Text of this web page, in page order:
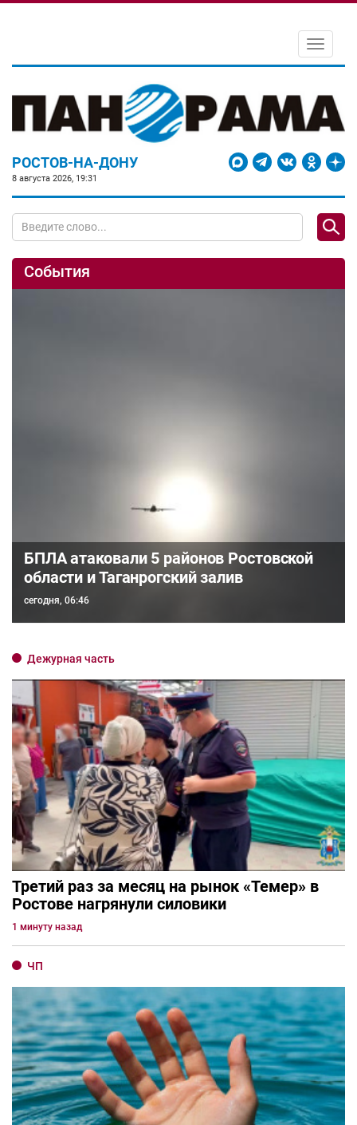
Toggle
РОСТОВ-НА-ДОНУ
8 августа 2026, 19:31
События
БПЛА атаковали 5 районов Ростовской
области и Таганрогский залив
сегодня, 06:46
Дежурная часть
Третий раз за месяц на рынок «Темер» в
Ростове нагрянули силовики
1 минуту назад
ЧП